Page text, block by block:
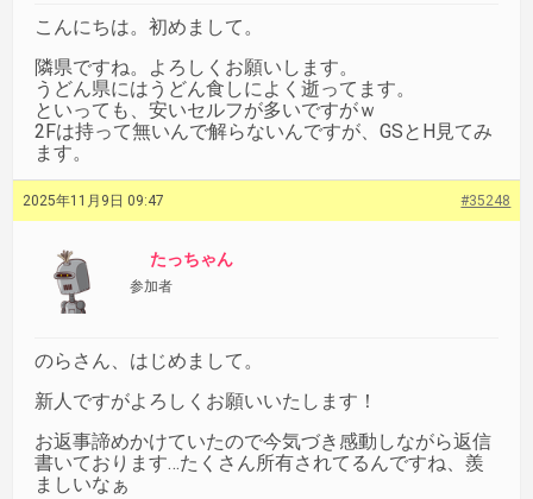
こんにちは。初めまして。
隣県ですね。よろしくお願いします。
うどん県にはうどん食しによく逝ってます。
といっても、安いセルフが多いですがｗ
2Fは持って無いんで解らないんですが、GSとH見てみ
ます。
2025年11月9日 09:47 #35248
たっちゃん
参加者
のらさん、はじめまして。
新人ですがよろしくお願いいたします！
お返事諦めかけていたので今気づき感動しながら返信
書いております…たくさん所有されてるんですね、羨
ましいなぁ